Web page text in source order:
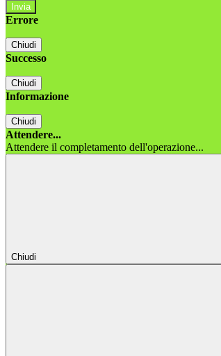
Errore
Chiudi
Successo
Chiudi
Informazione
Chiudi
Attendere...
Attendere il completamento dell'operazione...
Chiudi